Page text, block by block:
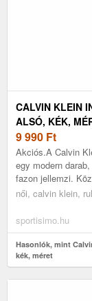
CALVIN KLEIN
ALSÓ, KÉK,
9 990 Ft
Akciós.A Calvin
egy modern
fazon jellemzi.
női, calvin klein,
sportisimo.hu
Hasonlók, mint
kék, méret